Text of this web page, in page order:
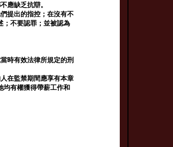
應缺乏抗辯。
提出的指控；在沒有不
；不要認罪；並被認為
時有效法律所規定的刑
在監禁期間應享有本章
均有權獲得帶薪工作和